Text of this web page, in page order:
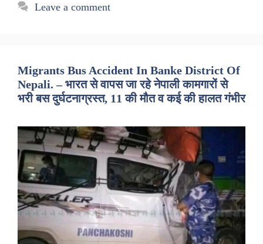
Leave a comment
Migrants Bus Accident In Banke District Of
Nepali. – भारत से वापस जा रहे नेपाली कामगारों से
भरी बस दुर्घटनाग्रस्त, 11 की मौत व कई की हालत गंभीर